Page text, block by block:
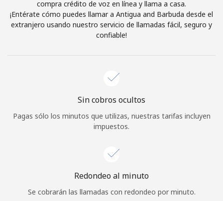
o
compra crédito de voz en línea y llama a casa.
¡Entérate cómo puedes llamar a Antigua and Barbuda desde el
extranjero usando nuestro servicio de llamadas fácil, seguro y
confiable!
Sin cobros ocultos
Pagas sólo los minutos que utilizas, nuestras tarifas incluyen
impuestos.
Redondeo al minuto
Se cobrarán las llamadas con redondeo por minuto.